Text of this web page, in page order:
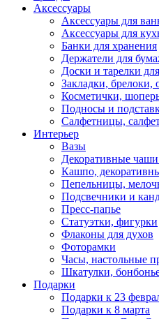
Аксессуары
Аксессуары для
Аксессуары для
Банки для хранения
Держатели для
Доски и тарелки
Закладки, брелоки,
Косметички,
Подносы и
Салфетницы,
Интерьер
Вазы
Декоративные
Кашпо,
Пепельницы,
Подсвечники и
Пресс-папье
Статуэтки, фигурки
Флаконы для духов
Фоторамки
Часы, настольные
Шкатулки,
Подарки
Подарки к 23
Подарки к 8 марта